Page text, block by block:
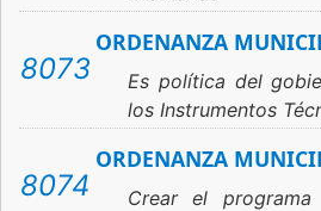
8073
ORDENANZA
Es política del
los Instrumentos
8074
ORDENANZA
Crear el